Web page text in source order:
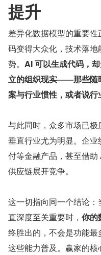
提升
差异化数据模型的重要
码变得大众化，技术落
势。 AI 可以生成代码，
立的组织现实——那些随
案与行业惯性，或者说行
与此同时，众多市场已极
垂直行业尤为明显。企
付等金融产品，甚至借助
供应链展开竞争。
这一切指向同一个结论
直深度至关重要时， 你的
终胜出的，不会是功能
这些能力普及。赢家的